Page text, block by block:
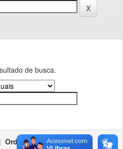
de busca.
| Ordenar registros por